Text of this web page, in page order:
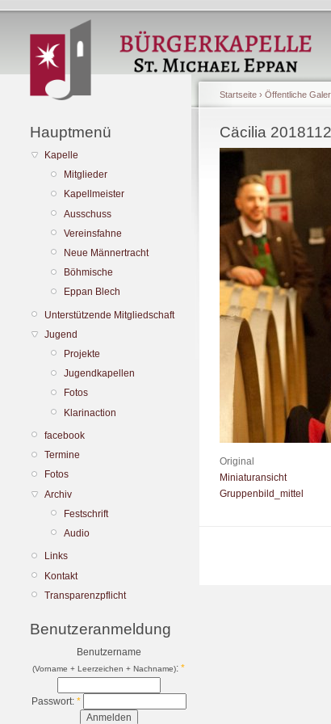
Hauptmenü
Kapelle
Mitglieder
Kapellmeister
Ausschuss
Vereinsfahne
Neue Männertracht
Böhmische
Eppan Blech
Unterstützende Mitgliedschaft
Jugend
Projekte
Jugendkapellen
Fotos
Klarinaction
facebook
Termine
Fotos
Archiv
Festschrift
Audio
Links
Kontakt
Transparenzpflicht
Benutzeranmeldung
Benutzername
(Vorname + Leerzeichen + Nachname): *
Passwort: *
Startseite › Öffentliche
Cäcilia
Original
Miniaturansicht
Gruppenbild_mittel